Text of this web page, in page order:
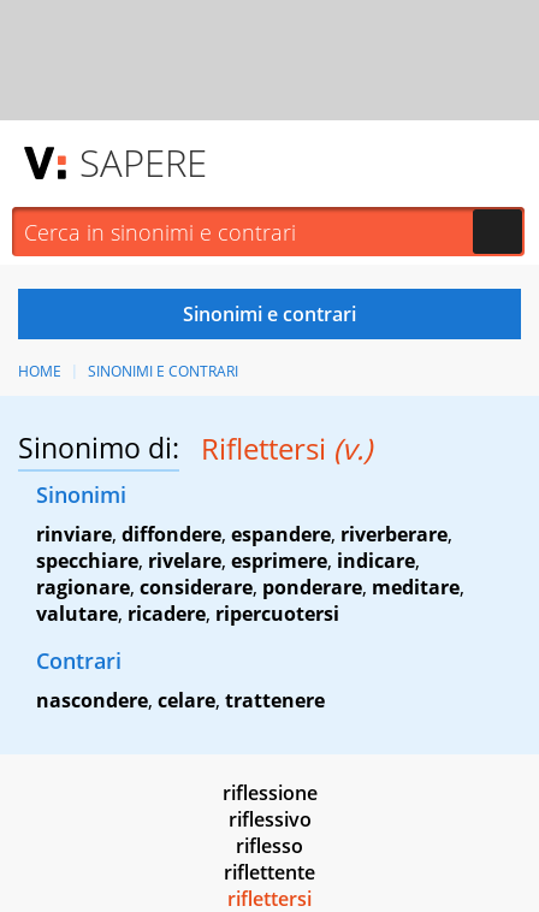
SAPERE
HOME SINONIMI E CONTRARI
Sinonimo di: Riflettersi (v.)
Sinonimi
rinviare, diffondere, espandere, riverberare,
specchiare, rivelare, esprimere, indicare,
ragionare, considerare, ponderare, meditare,
valutare, ricadere, ripercuotersi
Contrari
nascondere, celare, trattenere
riflessione
riflessivo
riflesso
riflettente
riflettersi